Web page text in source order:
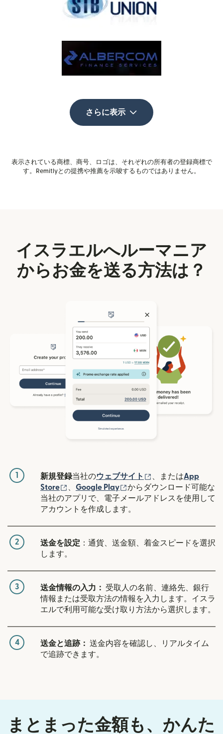
さらに表示
表示されている商標、商号、ロゴは、それぞれの所有者の登録商標で
す。Remitlyとの提携や推薦を示唆するものではありません。
イスラエルへルーマニア
からお金を送る方法は？
1 新規登録当社のウェブサイト （別ウィンドウで
、またはApp
Store
（別ウィンドウで開きます）
Google Play （別ウィンドウで開きま
からダウンロード可能な
当社のアプリで、電子メールアドレスを使用して
アカウントを作成します。
2 送金を設定 ：通貨、送金額、着金スピードを選択
します。
3 送金情報の入力：
受取人の名前、連絡先、銀行
情報または受取方法の情報を入力します。イスラ
エルで利用可能な受け取り方法から選択します。
4 送金と追跡： 送金内容を確認し、リアルタイム
で追跡できます。
まとまった金額も、かんた